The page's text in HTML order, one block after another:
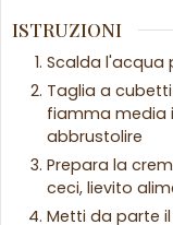
ISTRUZIONI
Scalda l'acqua
Taglia a
fiamma media
abbrustolire
Prepara la
ceci, lievito
Metti da parte